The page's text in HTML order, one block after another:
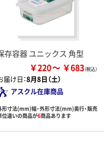
存容器 ユニックス 角型
￥220 ￥683
届け日：8月8日（土）
アスクル在庫商品
形寸法(mm)幅・外形寸法(mm)奥行・販売
位違いの商品が6商品あります